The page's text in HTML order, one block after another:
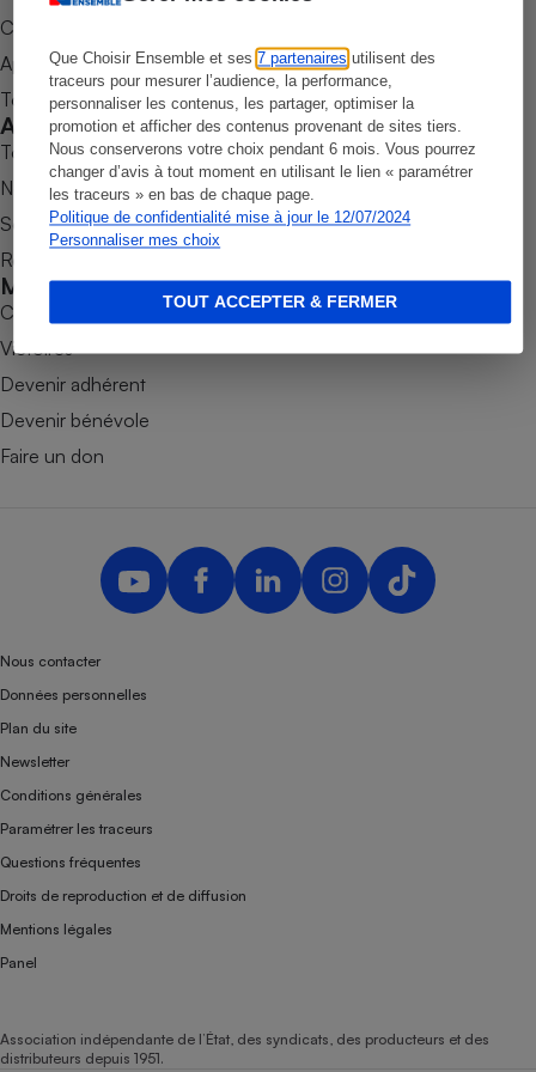
Que Choisir Ensemble et ses7 partenaires utilisent des
traceurs pour mesurer l’audience, la performance,
personnaliser les contenus, les partager, optimiser la
promotion et afficher des contenus provenant de sites tiers.
Nous conserverons votre choix pendant 6 mois. Vous pourrez
changer d’avis à tout moment en utilisant le lien « paramétrer
les traceurs » en bas de chaque page.
Politique de confidentialité mise à jour le 12/07/2024
Personnaliser mes choix
TOUT ACCEPTER & FERMER
Complément
alimentaire
Assurance emprunteur
Banque
Lave-linge
Plaque de cuisson à
induction
Téléviseur
Téléphone mobile -
Smartphone
Matelas
Mutuelle
Commander une parution
Appli Quel Produit
Tous nos tests de produits
Accompagner
Tous nos comparateurs
Nos services
Soumettre un litige
Rencontrer une association locale
Mobiliser
Combats
Victoires
Devenir adhérent
Devenir bénévole
Faire un don
Nous contacter
Données personnelles
Plan du site
Newsletter
Conditions générales
Paramétrer les traceurs
Questions fréquentes
Droits de reproduction et de diffusion
Mentions légales
Panel
Association indépendante de l’État, des syndicats, des producteurs et des
distributeurs depuis 1951.